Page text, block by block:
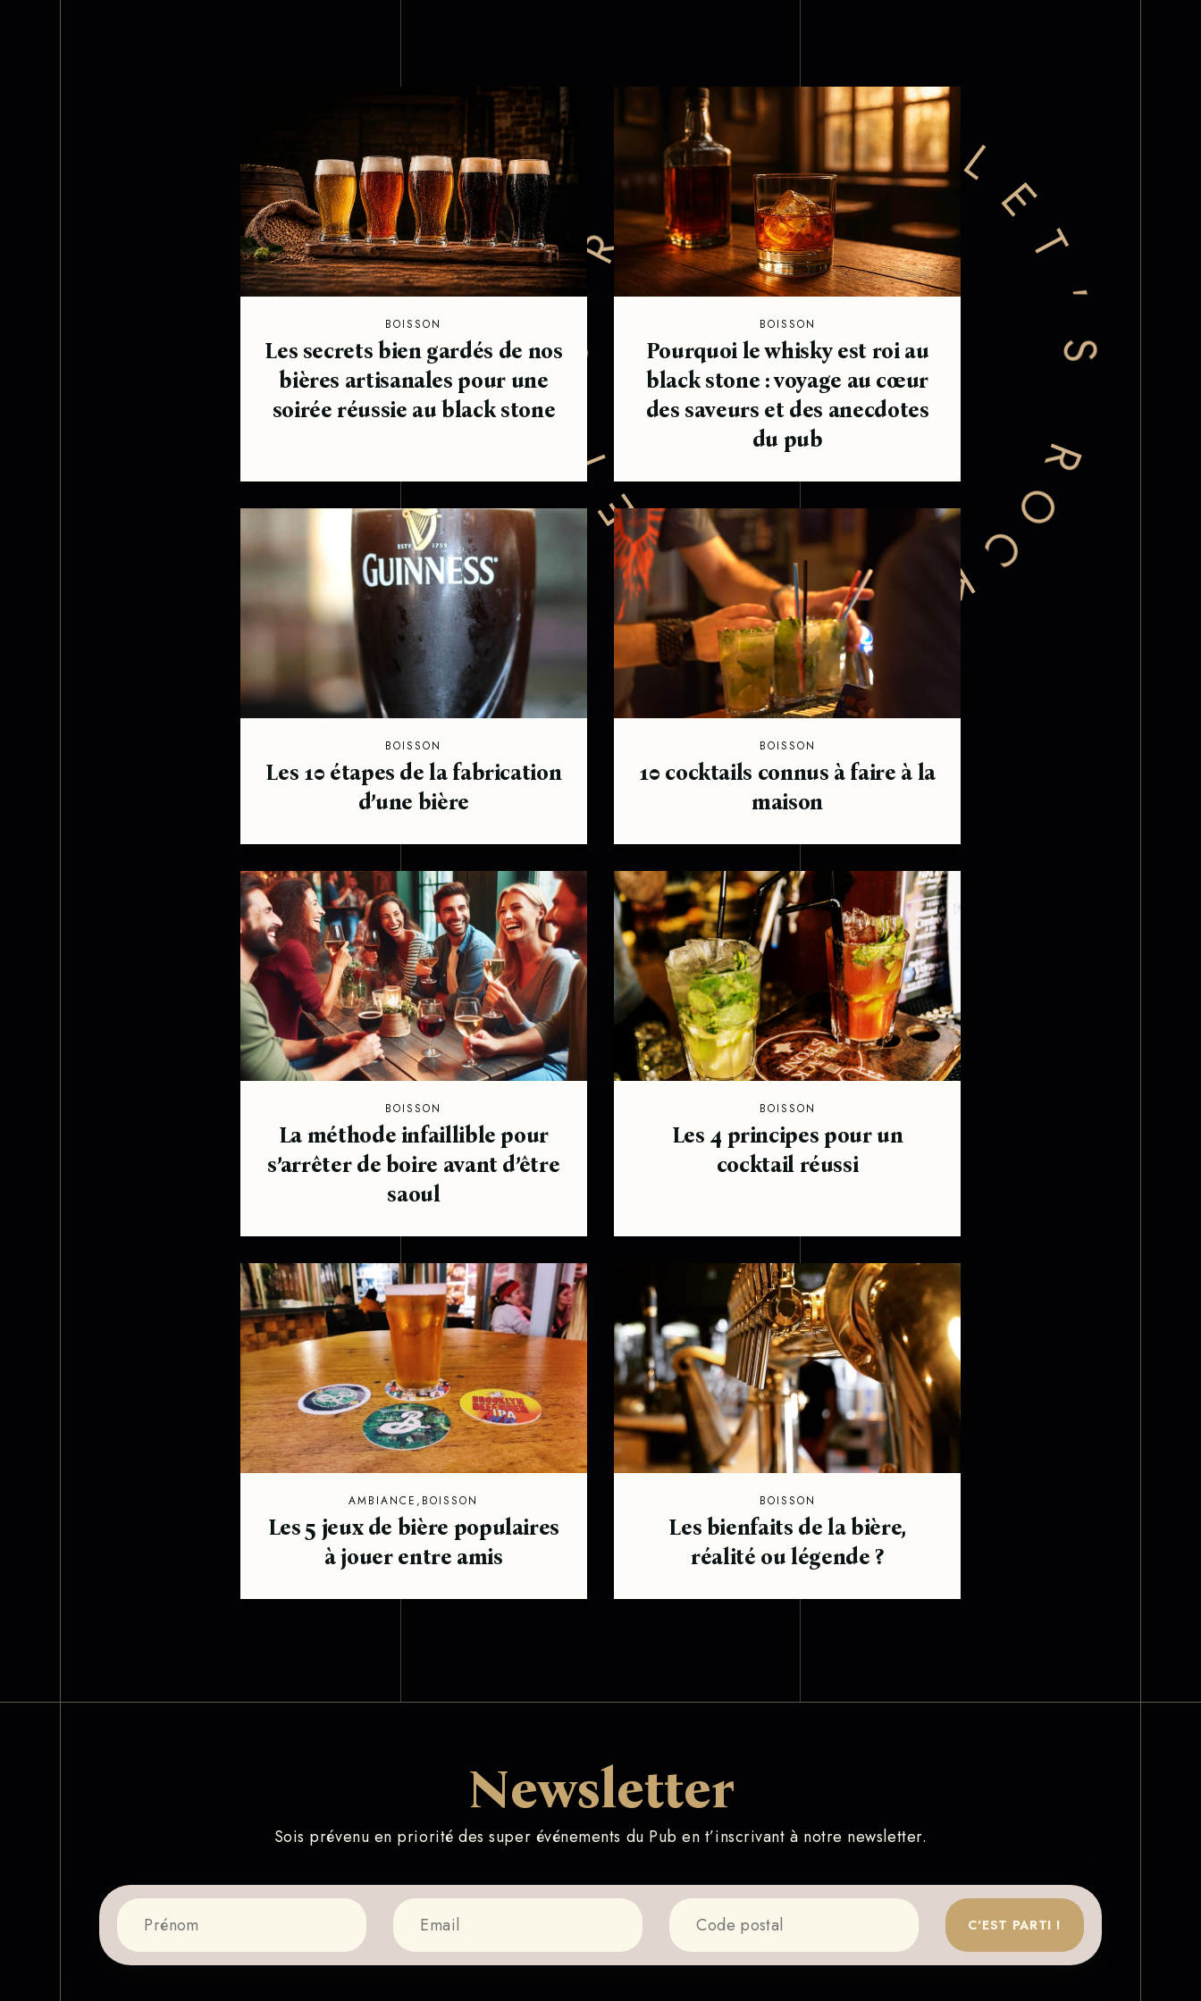
LET ' S
R
O
C
K
-
L
T
'
S
R
O
C
K
!
-
BOISSON
Les secrets bien gardés de nos
bières artisanales pour une
soirée réussie au black stone
BOISSON
Pourquoi le whisky est roi au
black stone : voyage au cœur
des saveurs et des anecdotes
du pub
BOISSON
Les 10 étapes de la fabrication
d’une bière
BOISSON
10 cocktails connus à faire à la
maison
BOISSON
La méthode infaillible pour
s’arrêter de boire avant d’être
saoul
BOISSON
Les 4 principes pour un
cocktail réussi
AMBIANCE , BOISSON
Les 5 jeux de bière populaires
à jouer entre amis
BOISSON
Les bienfaits de la bière,
réalité ou légende ?
Newsletter
Sois prévenu en priorité des super événements du Pub en t’inscrivant à notre newsletter.
C'EST PARTI !